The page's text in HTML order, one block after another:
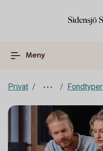
Meny
Privat Fondtyper